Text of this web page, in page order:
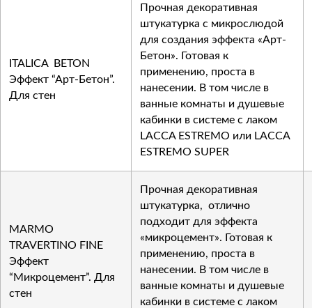
ITALICA BETON
Эффект “Арт-Бетон”.
Для стен
Прочная декоративная
штукатурка с микрослюдой
для создания эффекта «Арт-
Бетон». Готовая к
применению, проста в
нанесении. В том числе в
ванные комнаты и душевые
кабинки в системе с лаком
LACCA ESTREMO или LACCA
ESTREMO SUPER
MARMO
TRAVERTINO FINE
Эффект
“Микроцемент”. Для
стен
Прочная декоративная
штукатурка, отлично
подходит для эффекта
«микроцемент». Готовая к
применению, проста в
нанесении. В том числе в
ванные комнаты и душевые
кабинки в системе с лаком